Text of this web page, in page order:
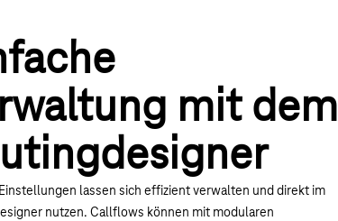
mit dem
lassen sich effizient verwalten und direkt im
nutzen. Callflows können mit modularen